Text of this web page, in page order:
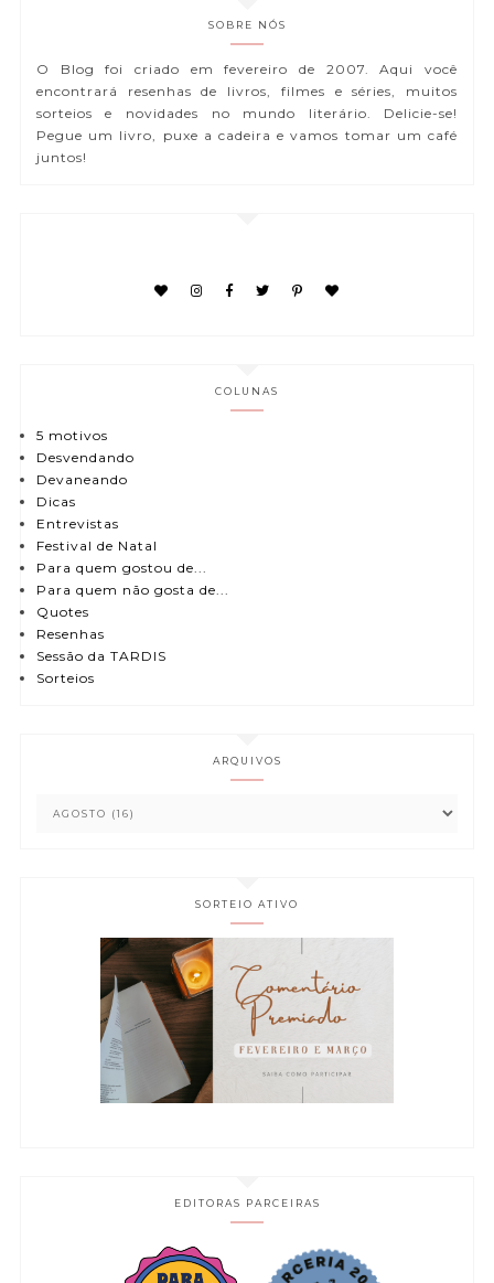
SOBRE NÓS
O Blog foi criado em fevereiro de 2007. Aqui você
encontrará resenhas de livros, filmes e séries, muitos
sorteios e novidades no mundo literário. Delicie-se!
Pegue um livro, puxe a cadeira e vamos tomar um café
juntos!
COLUNAS
5 motivos
Desvendando
Devaneando
Dicas
Entrevistas
Festival de Natal
Para quem gostou de...
Para quem não gosta de...
Quotes
Resenhas
Sessão da TARDIS
Sorteios
ARQUIVOS
SORTEIO ATIVO
EDITORAS PARCEIRAS